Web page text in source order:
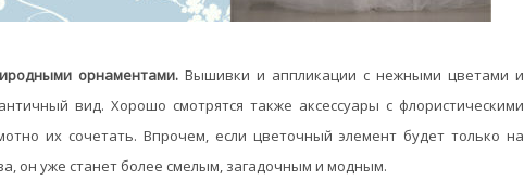
орнаментами. Вышивки и аппликации с нежными цветами и
вид. Хорошо смотрятся также аксессуары с флористическими
их сочетать. Впрочем, если цветочный элемент будет только на
он уже станет более смелым, загадочным и модным.